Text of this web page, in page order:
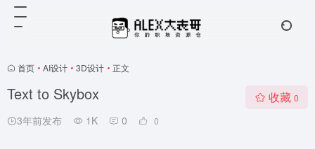
首页 • AI设计 • 3D设计 • 正文
Text to Skybox
3年前发布 1K 0 0
收藏 0